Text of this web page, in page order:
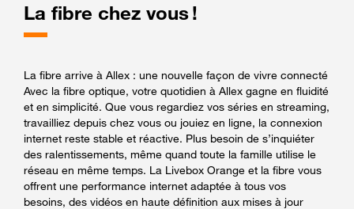
La fibre chez vous !
La fibre arrive à Allex : une nouvelle façon de vivre connecté
Avec la fibre optique, votre quotidien à Allex gagne en fluidité
et en simplicité. Que vous regardiez vos séries en streaming,
travailliez depuis chez vous ou jouiez en ligne, la connexion
internet reste stable et réactive. Plus besoin de s’inquiéter
des ralentissements, même quand toute la famille utilise le
réseau en même temps. La Livebox Orange et la fibre vous
offrent une performance internet adaptée à tous vos
besoins, des vidéos en haute définition aux mises à jour